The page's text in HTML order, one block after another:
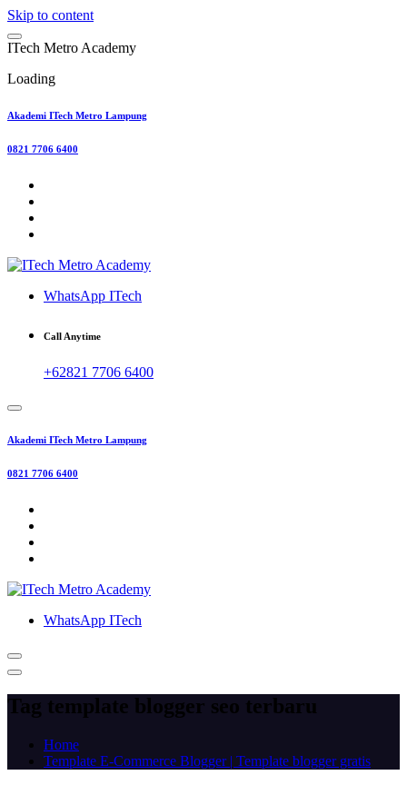
Skip to content
ITech Metro Academy
Loading
Akademi ITech Metro Lampung
0821 7706 6400
WhatsApp ITech
Call Anytime
+62821 7706 6400
Akademi ITech Metro Lampung
0821 7706 6400
WhatsApp ITech
Tag template blogger seo terbaru
Home
Template E-Commerce Blogger | Template blogger gratis